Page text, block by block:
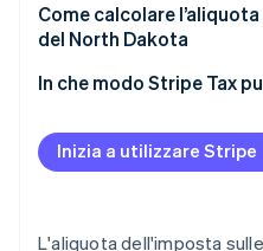
Venditori con più sedi e
Come calcolare
del North Dakota
In che modo Stripe Tax
Inizia a utilizzare Stripe
L'aliquota dell'imposta